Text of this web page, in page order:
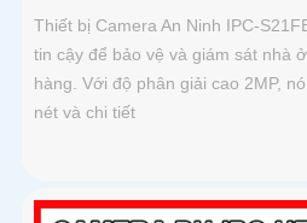
Thiết bị Camera An Ninh IPC-
tin cậy để bảo vệ và giám sát nhà
hàng. Với độ phân giải cao 2MP,
nét và chi tiết